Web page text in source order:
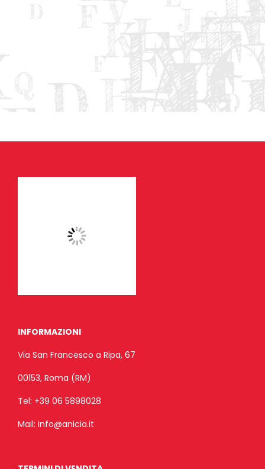
INFORMAZIONI
Via San Francesco a Ripa, 67
00153, Roma (RM)
Tel: +39 06 5898028
Mail: info@anicia.it